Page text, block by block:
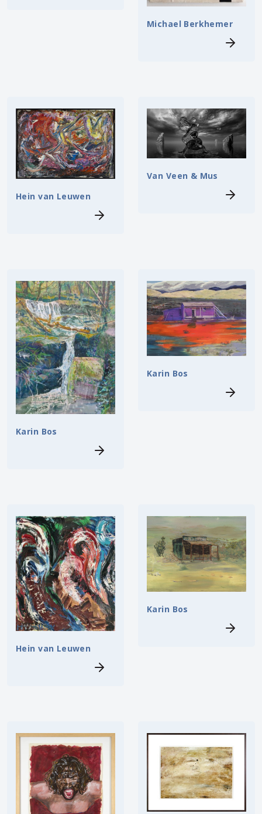
Michael Berkhemer
Hein van Leuwen
Van Veen & Mus
Karin Bos
Karin Bos
Hein van Leuwen
Karin Bos